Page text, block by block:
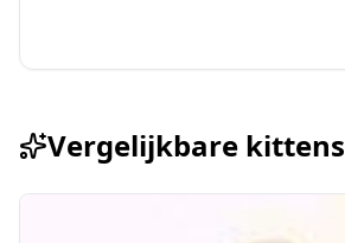
Vergelijkbare kittens